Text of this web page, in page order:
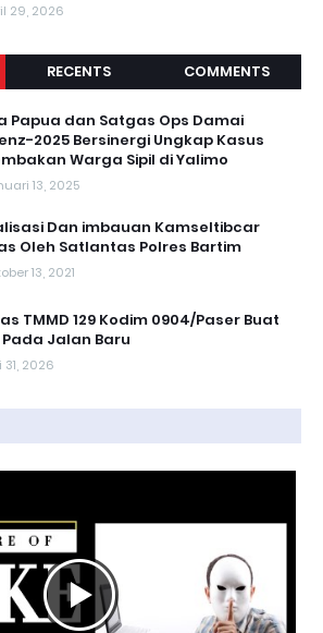
29, 2026
RECENTS COMMENTS
Papua dan Satgas Ops Damai
2025 Bersinergi Ungkap Kasus
Warga Sipil di Yalimo
13, 2025
Dan imbauan Kamseltibcar
Oleh Satlantas Polres Bartim
13, 2021
TMMD 129 Kodim 0904/Paser Buat
Jalan Baru
31, 2026